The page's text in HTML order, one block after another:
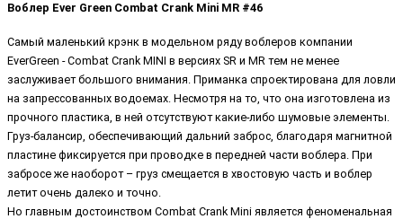
Воблер Ever Green Combat Crank Mini MR #46
Самый маленький крэнк в модельном ряду воблеров компании
EverGreen - Combat Crank MINI в версиях SR и MR тем не менее
заслуживает большого внимания. Приманка спроектирована для ловли
на запрессованных водоемах. Несмотря на то, что она изготовлена из
прочного пластика, в ней отсутствуют какие-либо шумовые элементы.
Груз-балансир, обеспечивающий дальний заброс, благодаря магнитной
пластине фиксируется при проводке в передней части воблера. При
забросе же наоборот – груз смещается в хвостовую часть и воблер
летит очень далеко и точно.
Но главным достоинством Combat Crank Mini является феноменальная